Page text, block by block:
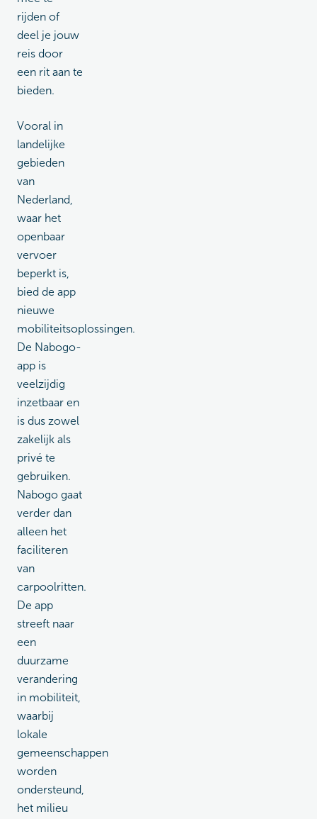
rijden of
deel je jouw
reis door
een rit aan te
bieden.
Vooral in
landelijke
gebieden
van
Nederland,
waar het
openbaar
vervoer
beperkt is,
bied de app
nieuwe
mobiliteitsoplossingen.
De Nabogo-
app is
veelzijdig
inzetbaar en
is dus zowel
zakelijk als
privé te
gebruiken.
Nabogo gaat
verder dan
alleen het
faciliteren
van
carpoolritten.
De app
streeft naar
een
duurzame
verandering
in mobiliteit,
waarbij
lokale
gemeenschappen
worden
ondersteund,
het milieu